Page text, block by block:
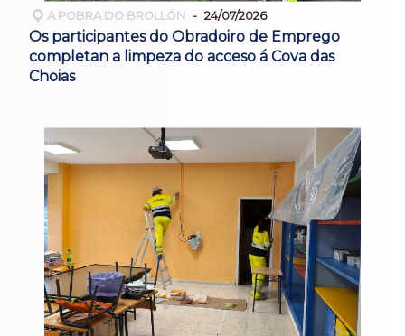
A POBRA DO BROLLÓN 24/07/2026
Os participantes do Obradoiro de Emprego
completan a limpeza do acceso á Cova das
Choias